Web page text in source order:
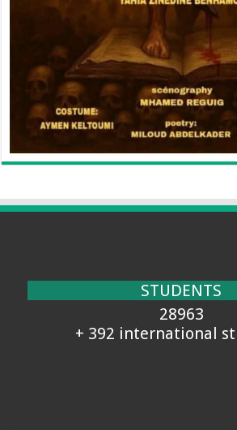
STUDENTS
28963
+ 392 international